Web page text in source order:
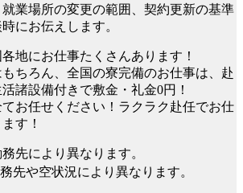
業場所の変更の範囲、契約更新の基準
にお伝えします。
地にお仕事たくさんあります！
ちろん、全国の寮完備のお仕事は、赴
諸設備付きで敷金・礼金0円！
お任せください！ラクラク赴任でお仕
す！
先により異なります。
先や空状況により異なります。